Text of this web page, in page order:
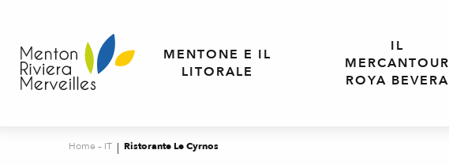
contenu
principal
MENTONE E IL
LITORALE
IL
MERCANTOUR
ROYA BEVERA
Home – IT Ristorante Le Cyrnos